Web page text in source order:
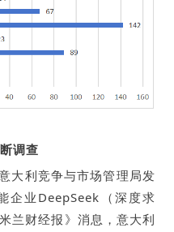
调查
大利竞争与市场管理局发
企业DeepSeek（深度求
兰财经报》消息，意大利